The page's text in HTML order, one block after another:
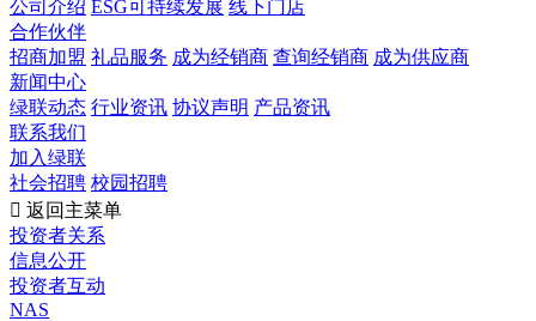
公司介绍 ESG可持续发展 线下门店
合作伙伴
招商加盟 礼品服务 成为经销商 查询经销商 成为供应商
新闻中心
绿联动态 行业资讯 协议声明 产品资讯
联系我们
加入绿联
社会招聘 校园招聘
 返回主菜单
投资者关系
信息公开
投资者互动
NAS